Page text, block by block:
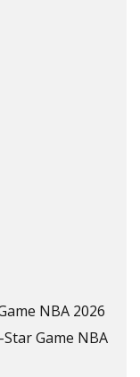
NBA 2026
Star Game NBA